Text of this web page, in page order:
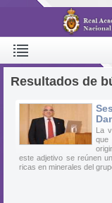
Resultados de
La
este adjetivo se reúnen
ricas en minerales del